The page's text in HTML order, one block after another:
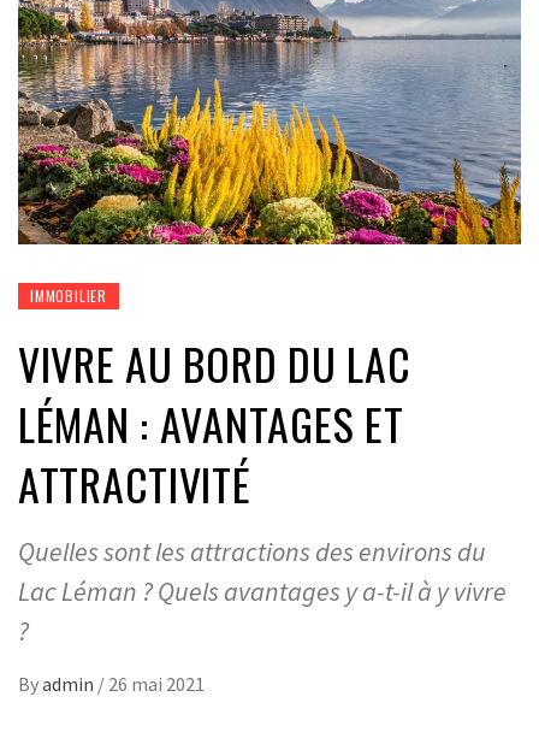
IMMOBILIER
VIVRE AU BORD DU LAC
LÉMAN : AVANTAGES ET
ATTRACTIVITÉ
Quelles sont les attractions des environs du
Lac Léman ? Quels avantages y a-t-il à y vivre
?
Byadmin / 26 mai 2021